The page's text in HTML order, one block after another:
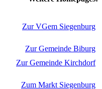
Zur VGem Siegenburg
Zur Gemeinde Biburg
Zur Gemeinde Kirchdorf
Zum Markt Siegenburg